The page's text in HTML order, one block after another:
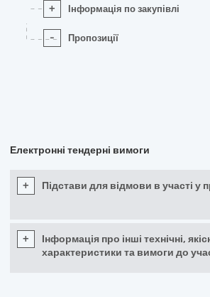
+ Інформація по закупівлі
- Пропозиції
Електронні тендерні вимоги
+ Підстави для відмови в участі у
+
Інформація про інші технічні,
характеристики та вимоги до